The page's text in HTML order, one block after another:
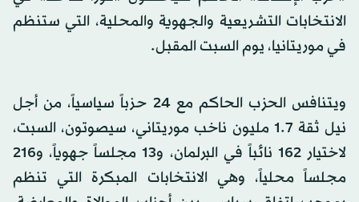
الانتخابات التشريعية والجهوية والمحلية، التي ستنظم
في موريتانيا، يوم السبت المقبل.
ويتنافس الحزب الحاكم مع 24 حزباً سياسياً، من أجل
نيل ثقة 1.7 مليون ناخب موريتاني، سيصوتون، السبت،
لاختيار 162 نائباً في البرلمان، و13 مجلساً جهوياً، و216
مجلساً محلياً، وهي الانتخابات المبكرة التي تنظم